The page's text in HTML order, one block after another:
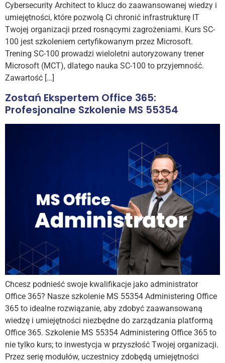
Cybersecurity Architect to klucz do zaawansowanej wiedzy i
umiejętności, które pozwolą Ci chronić infrastrukturę IT
Twojej organizacji przed rosnącymi zagrożeniami. Kurs SC-
100 jest szkoleniem certyfikowanym przez Microsoft.
Trening SC-100 prowadzi wieloletni autoryzowany trener
Microsoft (MCT), dlatego nauka SC-100 to przyjemność.
Zawartość […]
Zostań Ekspertem Office 365:
Profesjonalne Szkolenie MS 55354
Chcesz podnieść swoje kwalifikacje jako administrator
Office 365? Nasze szkolenie MS 55354 Administering Office
365 to idealne rozwiązanie, aby zdobyć zaawansowaną
wiedzę i umiejętności niezbędne do zarządzania platformą
Office 365. Szkolenie MS 55354 Administering Office 365 to
nie tylko kurs; to inwestycja w przyszłość Twojej organizacji.
Przez serię modułów, uczestnicy zdobędą umiejętności